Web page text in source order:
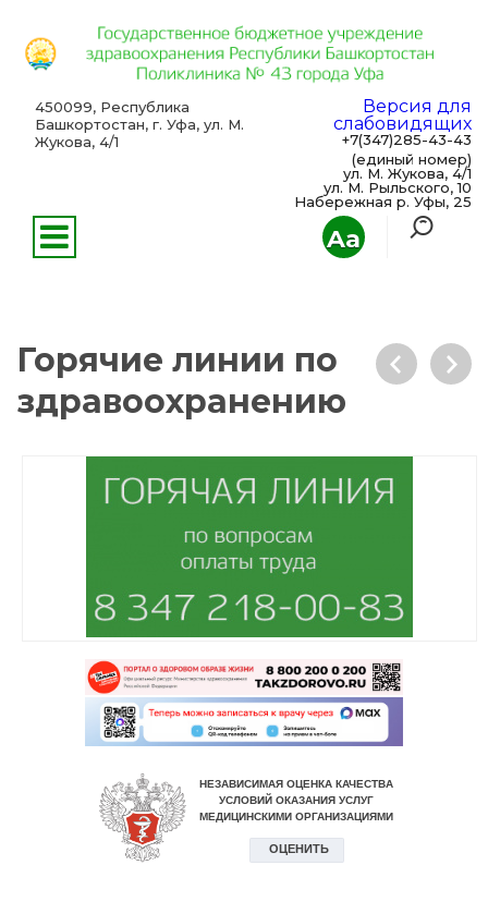
Aa
450099, Республика
Башкортостан, г. Уфа, ул. М.
Жукова, 4/1
Версия для
слабовидящих
+7(347)285-43-43
(единый номер)
ул. М. Жукова, 4/1
ул. М. Рыльского, 10
Набережная р. Уфы, 25
Горячие линии по
здравоохранению